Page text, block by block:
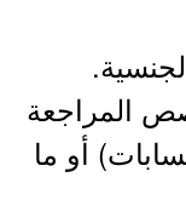
المراجعة
أو ما